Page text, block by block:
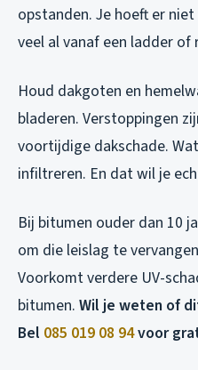
opstanden. Je hoeft er
veel al vanaf een ladder of
Houd dakgoten en
bladeren. Verstoppingen
voortijdige dakschade.
infiltreren. En dat wil je
Bij bitumen ouder dan 10
om die leislag te
Voorkomt verdere UV-
bitumen. Wil je weten of
Bel 085 019 08 94voor